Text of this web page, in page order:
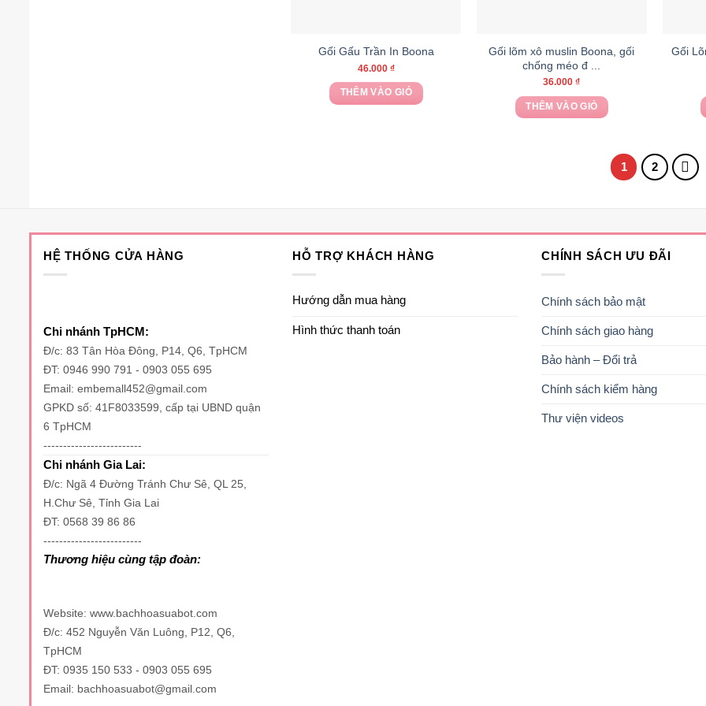
được
chọn
trên
được
chọn
trên
trang
Gối Gấu Trần In Boona
46.000 ₫
THÊM VÀO GIỎ
Gối lõm xô muslin Boona, gối
chống méo đ ...
36.000₫
THÊM VÀO GIỎ
thể.
Các
tùy
có
thể
chọn
sản
Gối
1 2
HỆ THỐNG CỬA HÀNG
Chi nhánh TpHCM:
Đ/c: 83 Tân Hòa Đông, P14, Q6, TpHCM
ĐT: 0946 990 791 - 0903 055 695
Email: embemall452@gmail.com
GPKD số: 41F8033599, cấp tại UBND quận
6 TpHCM
-------------------------
Chi nhánh Gia Lai:
Đ/c: Ngã 4 Đường Tránh Chư Sê, QL 25,
H.Chư Sê, Tỉnh Gia Lai
ĐT: 0568 39 86 86
-------------------------
Thương hiệu cùng tập đoàn:
Website: www.bachhoasuabot.com
Đ/c: 452 Nguyễn Văn Luông, P12, Q6,
TpHCM
ĐT: 0935 150 533 - 0903 055 695
Email: bachhoasuabot@gmail.com
HỖ TRỢ KHÁCH HÀNG
Hướng dẫn mua hàng
Hình thức thanh toán
CHÍNH SÁCH ƯU ĐÃI
Chính sách bảo mật
Chính sách giao hàng
Bảo hành – Đổi trả
Chính sách kiểm hàng
Thư viện videos